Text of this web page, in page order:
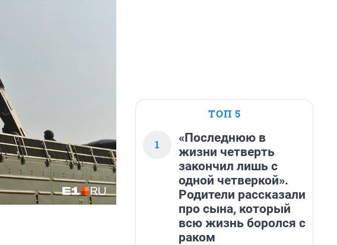
ТОП 5
1
«Последнюю в
жизни четверть
закончил лишь с
одной четверкой».
Родители рассказали
про сына, который
всю жизнь боролся с
раком